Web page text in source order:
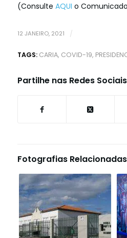
(Consulte AQUI o
12 JANEIRO, 2021 /
TAGS: CARIA, COVID-19,
Partilhe nas Redes Sociais
Fotografias Relacionadas